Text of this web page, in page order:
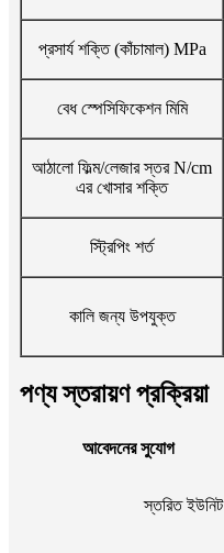
প্রসার্য শক্তি (কাঁচামাল) MPa
বেধ স্পেসিফিকেশন মিমি
আঠালো ফিল্ম/লেজার স্তর N/cm
এর খোসার শক্তি
স্ট্রিপিং শর্ত
কালি জন্য উপযুক্ত
পণ্য স্তরায়ণ প্রক্রিয়া
আবেদনের সুযোগ
স্তরিত ইউনিট